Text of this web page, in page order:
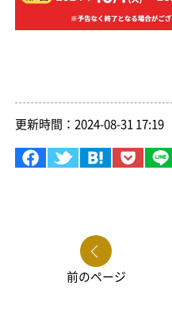
更新時間：2024-08-31 17:19
前のページ